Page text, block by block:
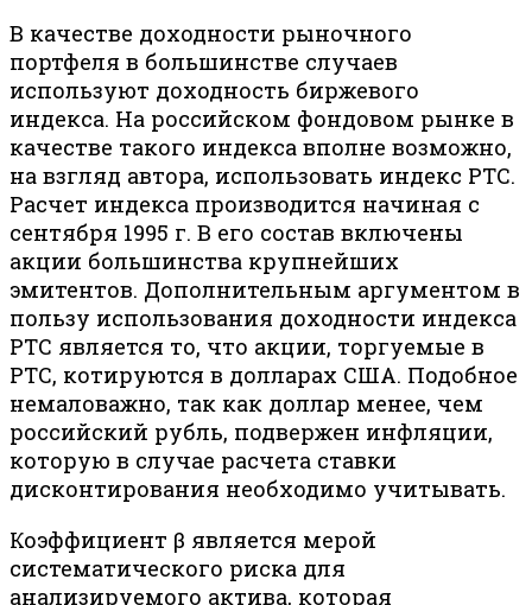
В качестве доходности рыночного
портфеля в большинстве случаев
используют доходность биржевого
индекса. На российском фондовом рынке в
качестве такого индекса вполне возможно,
на взгляд автора, использовать индекс РТС.
Расчет индекса производится начиная с
сентября 1995 г. В его состав включены
акции большинства крупнейших
эмитентов. Дополнительным аргументом в
пользу использования доходности индекса
РТС является то, что акции, торгуемые в
РТС, котируются в долларах США. Подобное
немаловажно, так как доллар менее, чем
российский рубль, подвержен инфляции,
которую в случае расчета ставки
дисконтирования необходимо учитывать.
Коэффициент β является мерой
систематического риска для
анализируемого актива, которая